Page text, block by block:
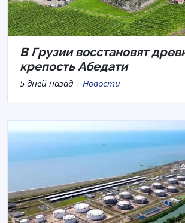
В Грузии восстановят
крепость Абедати
5 дней назад | Новости